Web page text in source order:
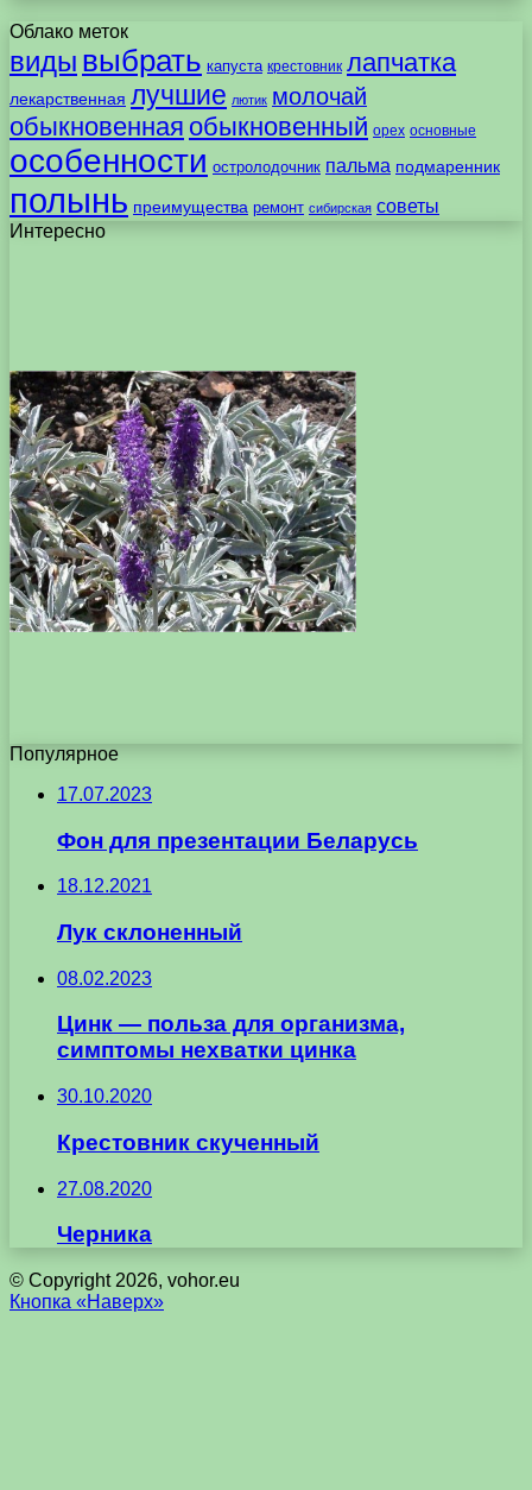
Облако меток
виды выбрать капуста крестовник лапчатка
лекарственная лучшие лютик молочай
обыкновенная обыкновенный орех основные
особенности остролодочник пальма подмаренник
полынь преимущества ремонт сибирская советы
Интересно
Популярное
17.07.2023
Фон для презентации Беларусь
18.12.2021
Лук склоненный
08.02.2023
Цинк — польза для организма,
симптомы нехватки цинка
30.10.2020
Крестовник скученный
27.08.2020
Черника
© Copyright 2026, vohor.eu
Кнопка «Наверх»